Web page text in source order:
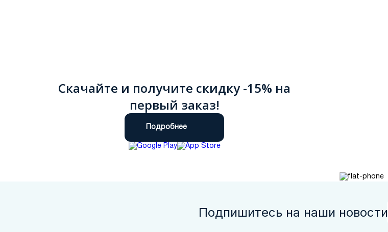
Скачайте и получите скидку -15% на
первый заказ!
Подробнее
Подпишитесь на наши новости